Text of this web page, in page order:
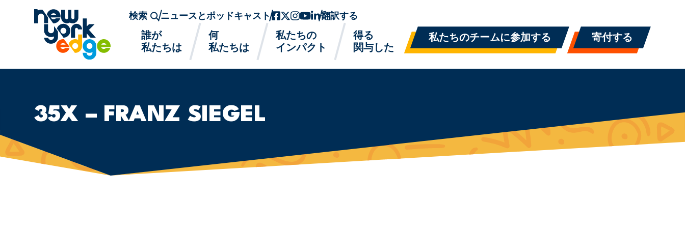
メインコンテンツへスキップ
検索 ニュースとポッドキャストフェイスブック
ツイッターx
インスタグラム
ユーチューブ
リンクトイン
翻訳する
誰が
私たちは
何
私たちは
私たちの
インパクト
得る
関与した
私たちのチームに参加する 寄付する
35X – FRANZ SIEGEL